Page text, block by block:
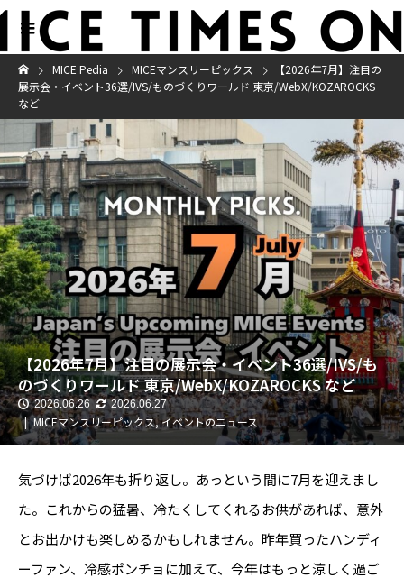
MICE Pedia MICEマンスリーピックス
【2026年7月】注目の
展示会・イベント36選/IVS/ものづくりワールド 東京/WebX/KOZAROCKS
など
【2026年7月】注目の展示会・イベント36選/IVS/も
のづくりワールド 東京/WebX/KOZAROCKS など
2026.06.26 2026.06.27
MICEマンスリーピックス,イベントのニュース
気づけば2026年も折り返し。あっという間に7月を迎えまし
た。これからの猛暑、冷たくしてくれるお供があれば、意外
とお出かけも楽しめるかもしれません。昨年買ったハンディ
ーファン、冷感ポンチョに加えて、今年はもっと涼しく過ご